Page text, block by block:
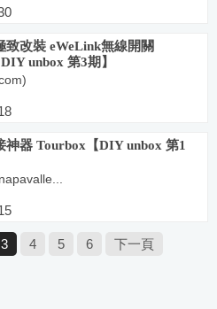
致改裝 eWeLink無線開關
unbox 第3期】
神器 Tourbox【DIY unbox 第1
3 4 5 6 下一頁